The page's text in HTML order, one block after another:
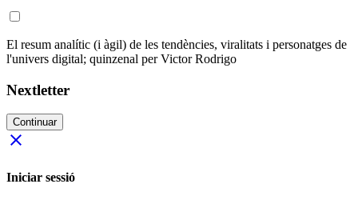
El resum analític (i àgil) de les tendències, viralitats i personatges de
l'univers digital; quinzenal per Victor Rodrigo
Nextletter
Continuar
close
Iniciar sessió